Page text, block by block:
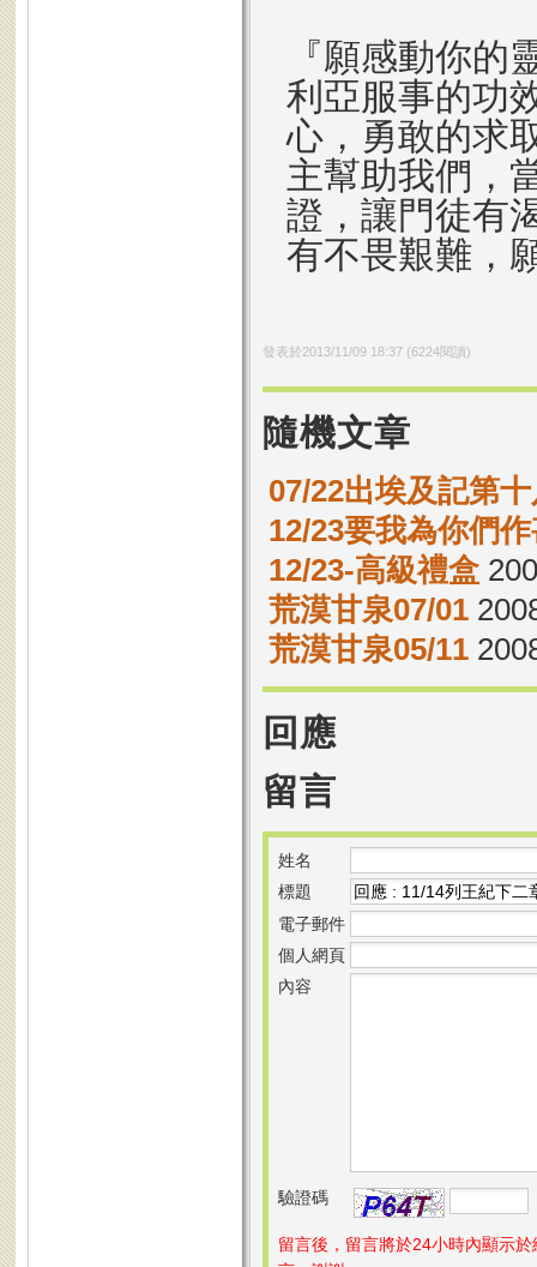
『願感動你的
利亞服事的功
心，勇敢的求
主幫助我們，
證，讓門徒有
有不畏艱難，
發表於2013/11/09 18:37(6224閱讀)
隨機文章
07/22出埃及記第
12/23要我為你們
12/23-高級禮盒
荒漠甘泉07/01
荒漠甘泉05/11
回應
留言
姓名
標題
電子郵件
個人網頁
內容
驗證碼
留言後，留言將於24小時內顯示